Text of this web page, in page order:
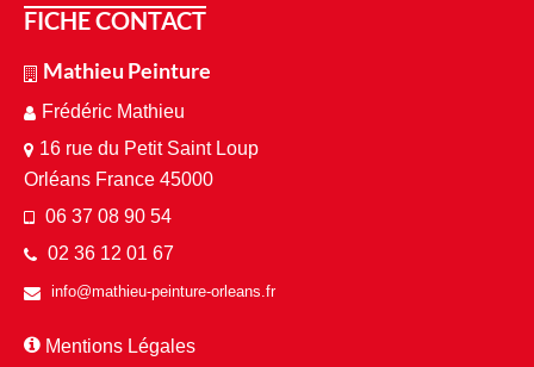
FICHE CONTACT
Mathieu Peinture
Frédéric Mathieu
16 rue du Petit Saint Loup
Orléans France 45000
06 37 08 90 54
02 36 12 01 67
info@mathieu-peinture-orleans.fr
Mentions Légales